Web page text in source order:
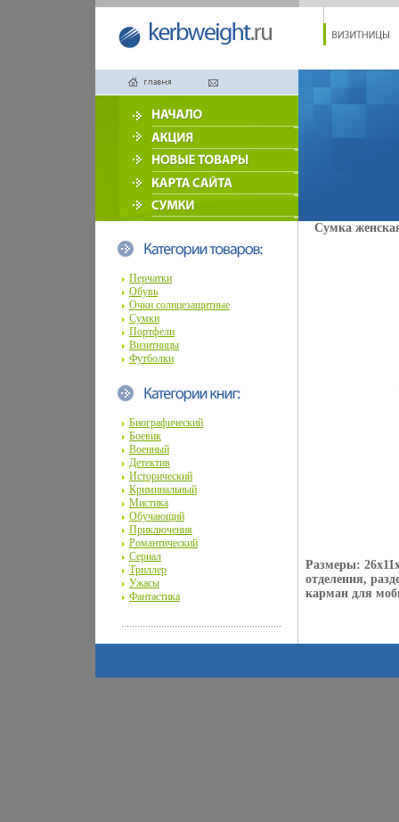
Перчатки
Обувь
Очки солнцезащитные
Сумки
Портфели
Визитницы
Футболки
Сумка
Размеры:
отделения,
карман для
Биографический
Боевик
Военный
Детектив
Исторический
Криминальный
Мистика
Обучающий
Приключения
Романтический
Сериал
Триллер
Ужасы
Фантастика